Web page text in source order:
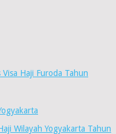
Haji Furoda Tahun
Wilayah Yogyakarta Tahun